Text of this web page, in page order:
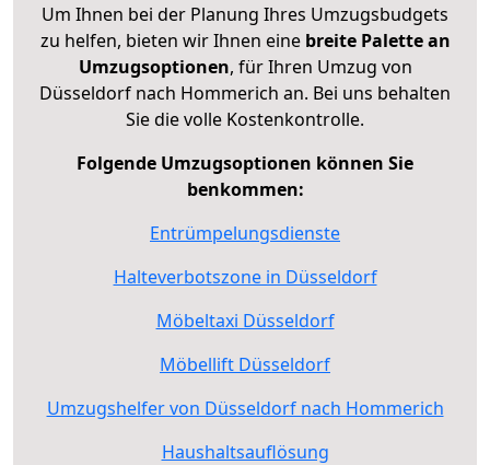
Um Ihnen bei der Planung Ihres Umzugsbudgets
zu helfen, bieten wir Ihnen eine breite Palette an
Umzugsoptionen, für Ihren Umzug von
Düsseldorf nach Hommerich an. Bei uns behalten
Sie die volle Kostenkontrolle.
Folgende Umzugsoptionen können Sie
benkommen:
Entrümpelungsdienste
Halteverbotszone in Düsseldorf
Möbeltaxi Düsseldorf
Möbellift Düsseldorf
Umzugshelfer von Düsseldorf nach Hommerich
Haushaltsauflösung